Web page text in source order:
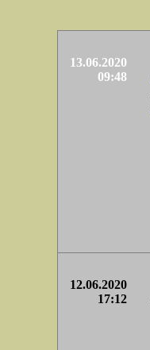
13.06.2020
09:48
12.06.2020
17:12